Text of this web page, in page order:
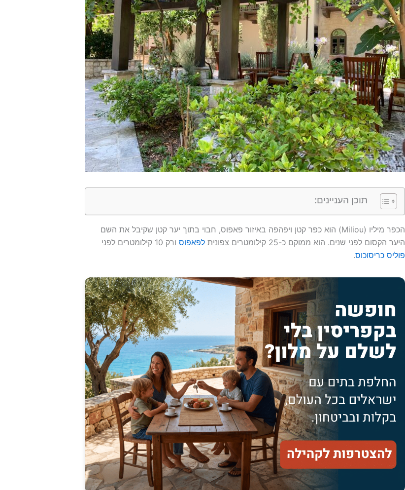
תוכן העניינים:
הכפר מיליו (Miliou) הוא כפר קטן ויפהפה באיזור פאפוס, חבוי בתוך יער קטן שקיבל את השם
היער הקסום לפני שנים. הוא ממוקם כ-25 קילומטרים צפונית
לפאפוס ורק 10 קילומטרים לפני
פוליס כריסוכוס.